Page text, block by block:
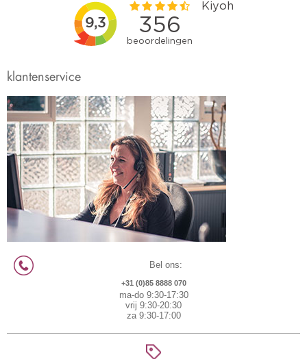
klantenservice
Bel ons:
+31 (0)85 8888 070
ma-do 9:30-17:30
vrij 9:30-20:30
za 9:30-17:00